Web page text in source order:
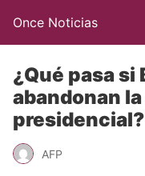
Once Noticias
¿Qué pasa si
abandonan
presidencial?
AFP